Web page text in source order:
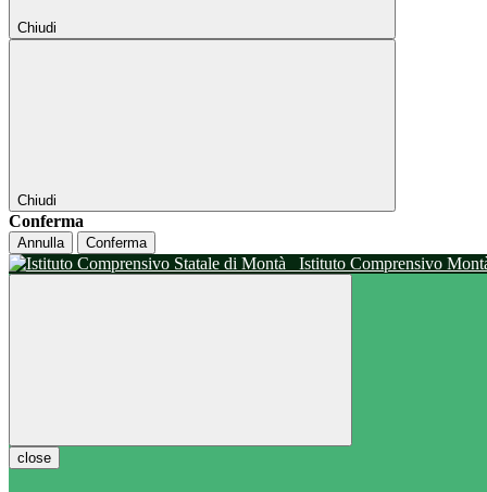
Chiudi
Chiudi
Conferma
Annulla Conferma
Istituto Comprensivo
close